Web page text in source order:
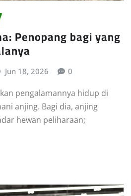
Penopang bagi yang
Jun 18, 2026 0
pengalamannya hidup di
anjing. Bagi dia, anjing
hewan peliharaan;